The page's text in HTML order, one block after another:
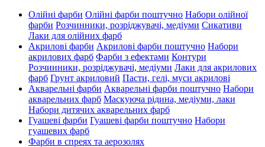
Олійні фарби Олійні фарби поштучно Набори олійної
фарби Розчинники, розріджувачі, медіуми Сикативи
Лаки для олійних фарб
Акрилові фарби Акрилові фарби поштучно Набори
акрилових фарб Фарби з ефектами Контури
Розчинники, розріджувачі, медіуми Лаки для акрилових
фарб Грунт акриловий Пасти, гелі, муси акрилові
Акварельні фарби Акварельні фарби поштучно Набори
акварельних фарб Маскуюча рідина, медіуми, лаки
Набори дитячих акварельних фарб
Гуашеві фарби Гуашеві фарби поштучно Набори
гуашевих фарб
Фарби в спреях та аерозолях